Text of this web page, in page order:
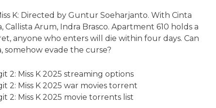
K: Directed by Guntur Soeharjanto. With Cinta
Callista Arum, Indra Brasco. Apartment 610 holds a
anyone who enters will die within four days. Can
somehow evade the curse?
2: Miss K 2025 streaming options
2: Miss K 2025 war movies torrent
2: Miss K 2025 movie torrents list